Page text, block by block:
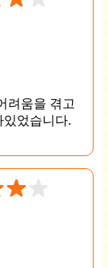
려움을 겪고
있었습니다.